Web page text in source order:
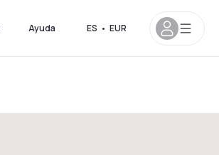
Ayuda ES • EUR